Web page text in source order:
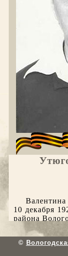
10 декабря
района
25
Кадуйским
в Вологду
©